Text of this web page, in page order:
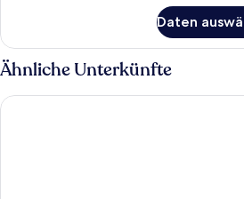
1
Doppelbett
Daten
Ähnliche Unterkünfte
B&B Hotel Dessau